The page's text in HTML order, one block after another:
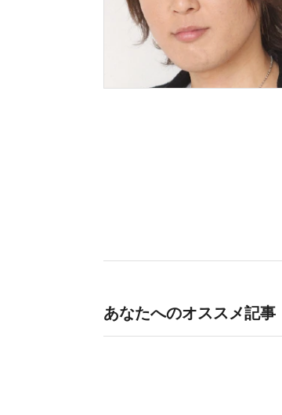
あなたへのオススメ記事